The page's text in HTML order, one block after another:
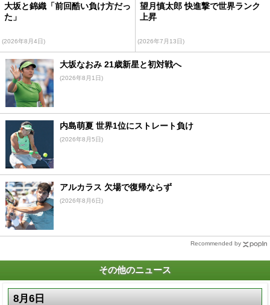
大坂と錦織「前回酷い負け方だっ
た」
(2026年8月4日)
望月慎太郎 快進撃で世界ランク
上昇
(2026年7月13日)
大坂なおみ 21歳新星と初対戦へ
(2026年8月1日)
内島萌夏 世界1位にストレート負け
(2026年8月5日)
アルカラス 欠場で復帰ならず
(2026年8月6日)
Recommended by
その他のニュース
8月6日